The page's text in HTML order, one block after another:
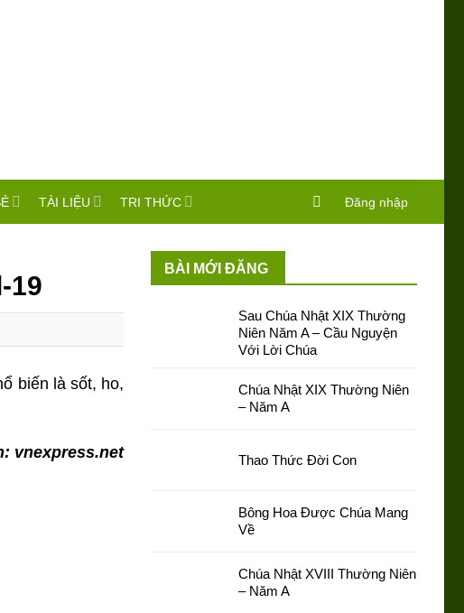
TÀI LIỆU TRI THỨC Đăng nhập
19
biến là sốt, ho,
vnexpress.net
BÀI MỚI ĐĂNG
Sau Chúa Nhật XIX Thường
Niên Năm A – Cầu Nguyện
Với Lời Chúa
Chúa Nhật XIX Thường Niên
– Năm A
Thao Thức Đời Con
Bông Hoa Được Chúa Mang
Về
Chúa Nhật XVIII Thường Niên
– Năm A